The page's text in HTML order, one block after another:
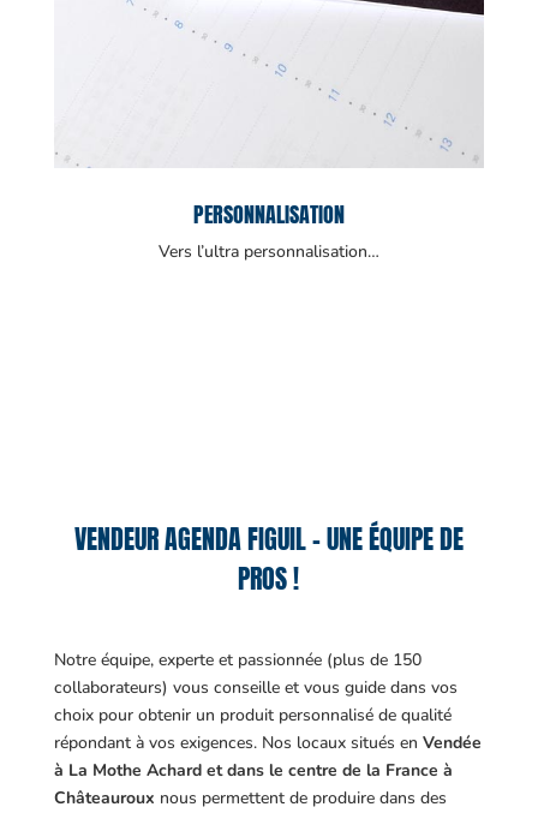
PERSONNALISATION
Vers l’ultra personnalisation…
VENDEUR AGENDA FIGUIL – UNE ÉQUIPE DE
PROS !
Notre équipe, experte et passionnée (plus de 150
collaborateurs) vous conseille et vous guide dans vos
choix pour obtenir un produit personnalisé de qualité
répondant à vos exigences. Nos locaux situés en Vendée
à La Mothe Achard et dans le centre de la France à
Châteauroux nous permettent de produire dans des